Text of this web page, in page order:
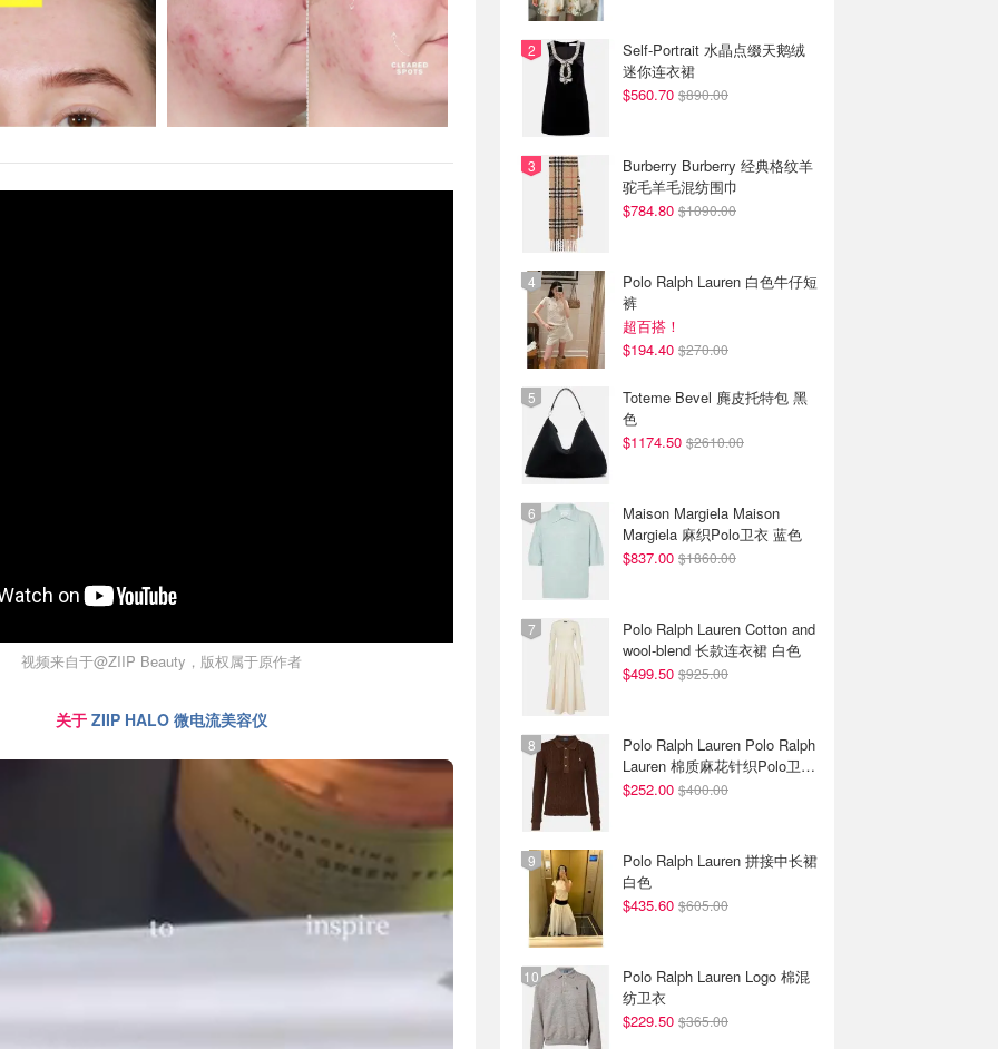
视频来自于@ZIIP Beauty，版权属于原作者
关于 ZIIP HALO 微电流美容仪
Self-Portrait 水晶点缀天鹅绒
迷你连衣裙
$560.70 $890.00
Burberry Burberry 经典格纹羊
驼毛羊毛混纺围巾
$784.80 $1090.00
Polo Ralph Lauren 白色牛仔短
裤
超百搭！
$194.40 $270.00
Toteme Bevel 麂皮托特包 黑
色
$1174.50 $2610.00
Maison Margiela Maison
Margiela 麻织Polo卫衣 蓝色
$837.00 $1860.00
Polo Ralph Lauren Cotton and
wool-blend 长款连衣裙 白色
$499.50 $925.00
Polo Ralph Lauren Polo Ralph
Lauren 棉质麻花针织Polo卫衣
棕色
$252.00 $400.00
Polo Ralph Lauren 拼接中长裙
白色
$435.60 $605.00
Polo Ralph Lauren Logo 棉混
纺卫衣
$229.50 $365.00